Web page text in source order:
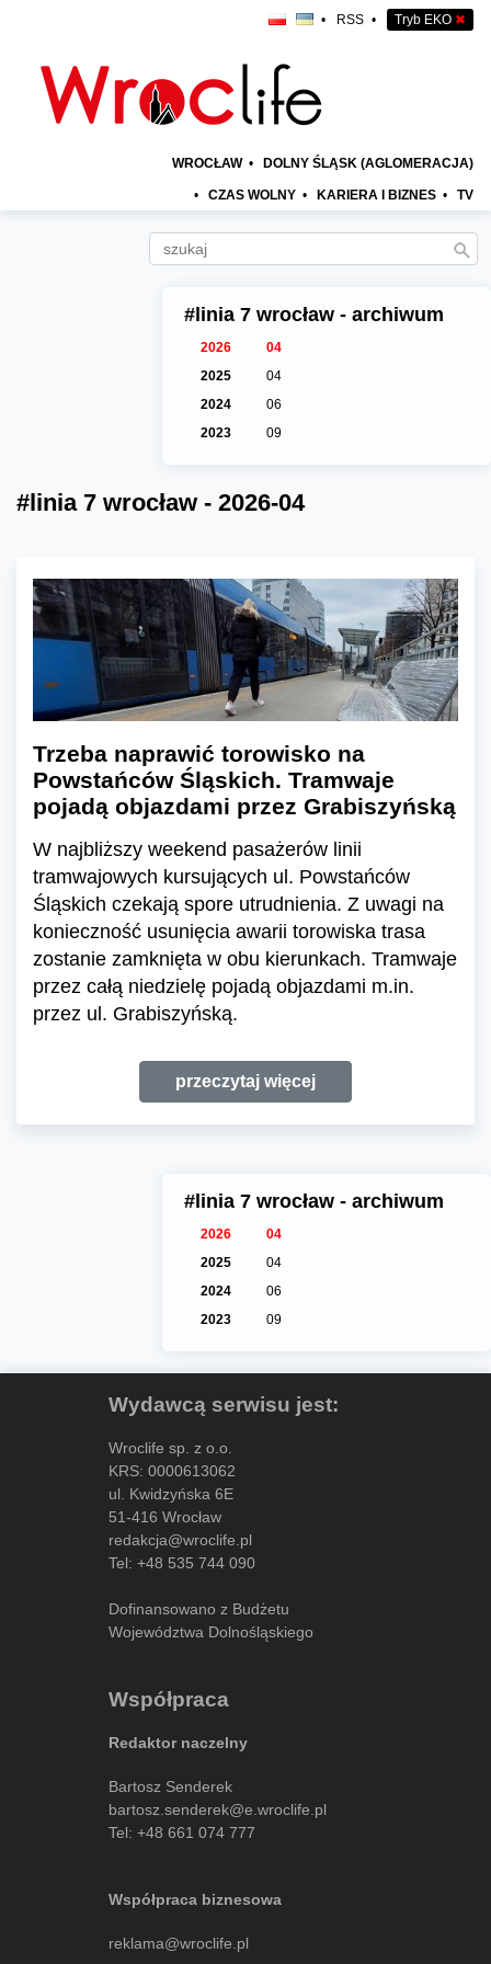
• RSS • Tryb EKO ✖
WROCŁAW • DOLNY ŚLĄSK (AGLOMERACJA)
• CZAS WOLNY • KARIERA I BIZNES • TV
#linia 7 wrocław - archiwum
2026
04
2025
04
2024
06
2023
09
#linia 7 wrocław - 2026-04
Trzeba naprawić torowisko na
Powstańców Śląskich. Tramwaje
pojadą objazdami przez Grabiszyńską
W najbliższy weekend pasażerów linii
tramwajowych kursujących ul. Powstańców
Śląskich czekają spore utrudnienia. Z uwagi na
konieczność usunięcia awarii torowiska trasa
zostanie zamknięta w obu kierunkach. Tramwaje
przez całą niedzielę pojadą objazdami m.in.
przez ul. Grabiszyńską.
przeczytaj więcej
#linia 7 wrocław - archiwum
2026
04
2025
04
2024
06
2023
09
Wydawcą serwisu jest:
Wroclife sp. z o.o.
KRS: 0000613062
ul. Kwidzyńska 6E
51-416 Wrocław
redakcja@wroclife.pl
Tel: +48 535 744 090
Dofinansowano z Budżetu
Województwa Dolnośląskiego
Współpraca
Redaktor naczelny
Bartosz Senderek
bartosz.senderek@e.wroclife.pl
Tel: +48 661 074 777
Współpraca biznesowa
reklama@wroclife.pl